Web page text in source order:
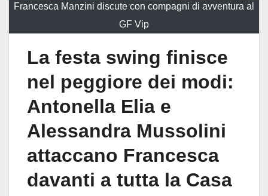
Francesca Manzini discute con compagni di avventura al
GF Vip
La festa swing finisce
nel peggiore dei modi:
Antonella Elia e
Alessandra Mussolini
attaccano Francesca
davanti a tutta la Casa